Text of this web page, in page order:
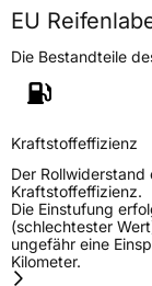
EU
Die Bestandteile
Kraftstoffeffizienz
Der
Kraftstoffeffizienz.
Die Einstufung
(schlechtester
ungefähr eine
Kilometer.